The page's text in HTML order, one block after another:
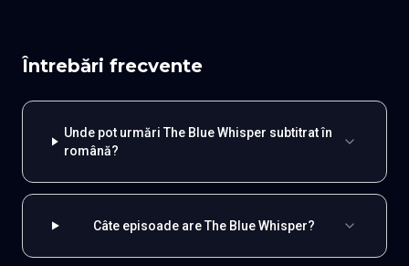
Întrebări frecvente
Unde pot urmări The Blue Whisper subtitrat în
română?
Câte episoade are The Blue Whisper?